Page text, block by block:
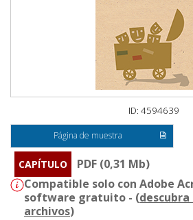
ID: 4594639
Página de muestra
CAPÍTULO
PDF (0,31 Mb)
Compatible solo con Adobe
software gratuito - (
archivos)